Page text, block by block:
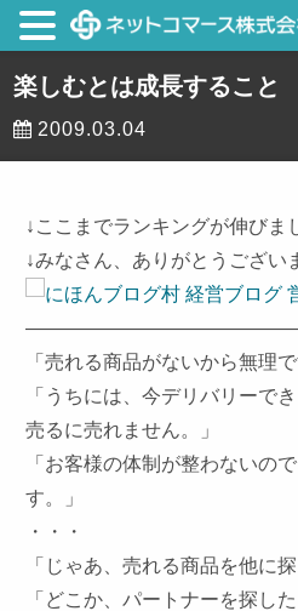
楽しむとは成長すること
2009.03.04
↓ここまでランキングが伸びま
↓みなさん、ありがとうござい
「売れる商品がないから無理で
「うちには、今デリバリーで
売るに売れません。」
「お客様の体制が整わないの
す。」
・・・
「じゃあ、売れる商品を他に
「どこか、パートナーを探し